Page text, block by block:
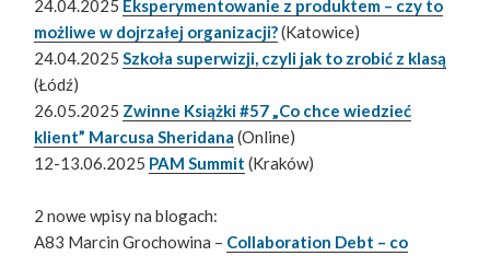
24.04.2025 Eksperymentowanie z produktem – czy to
możliwe w dojrzałej organizacji?(Katowice)
24.04.2025Szkoła superwizji, czyli jak to zrobić z klasą
(Łódź)
26.05.2025 Zwinne Książki #57 „Co chce wiedzieć
klient” Marcusa Sheridana (Online)
12-13.06.2025 PAM Summit (Kraków)
2 nowe wpisy na blogach:
A83 Marcin Grochowina – Collaboration Debt – co